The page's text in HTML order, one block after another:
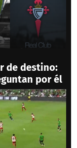
de destino:
por él